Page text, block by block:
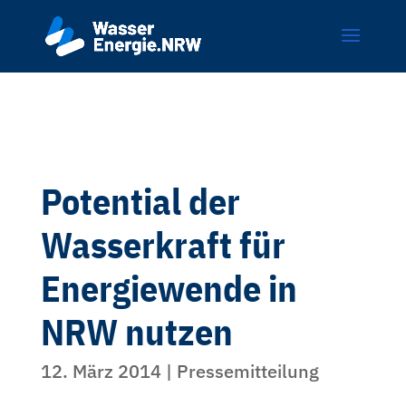
Potential der
Wasserkraft für
Energiewende in
NRW nutzen
12. März 2014| Pressemitteilung